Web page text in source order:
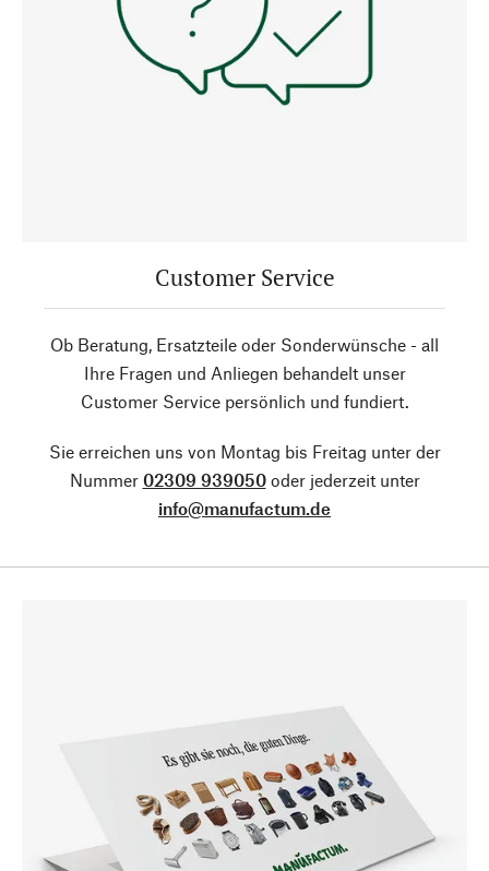
Customer Service
Ob Beratung, Ersatzteile oder Sonderwünsche - all
Ihre Fragen und Anliegen behandelt unser
Customer Service persönlich und fundiert.
Sie erreichen uns von Montag bis Freitag unter der
Nummer 02309 939050oder jederzeit unter
info@manufactum.de